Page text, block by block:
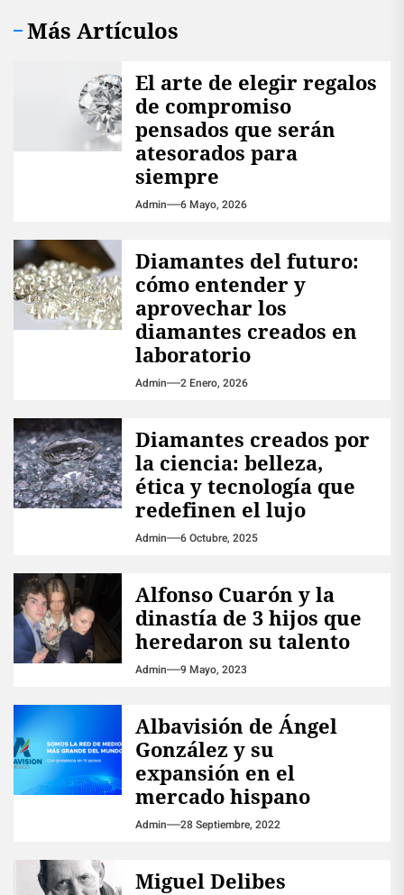
Más Artículos
El arte de elegir regalos
de compromiso
pensados que serán
atesorados para
siempre
Admin 6 Mayo, 2026
Diamantes del futuro:
cómo entender y
aprovechar los
diamantes creados en
laboratorio
Admin 2 Enero, 2026
Diamantes creados por
la ciencia: belleza,
ética y tecnología que
redefinen el lujo
Admin 6 Octubre, 2025
Alfonso Cuarón y la
dinastía de 3 hijos que
heredaron su talento
Admin 9 Mayo, 2023
Albavisión de Ángel
González y su
expansión en el
mercado hispano
Admin 28 Septiembre, 2022
Miguel Delibes